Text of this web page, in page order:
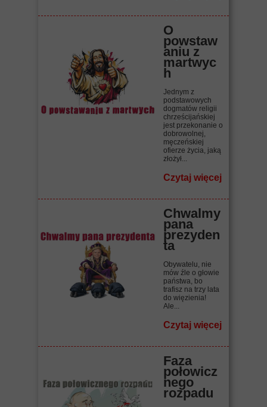
O
powstaw
aniu z
martwyc
h
Jednym z
podstawowych
dogmatów religii
chrześcijańskiej
jest przekonanie o
dobrowolnej,
męczeńskiej
ofierze życia, jaką
złożył...
Czytaj więcej
Chwalmy
pana
prezyden
ta
Obywatelu, nie
mów źle o głowie
państwa, bo
trafisz na trzy lata
do więzienia!
Ale...
Czytaj więcej
Faza
połowicz
nego
rozpadu